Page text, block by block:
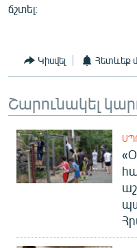
«Ազատության» բոլոր
ճշտել։
Կիսվել Հետևեք
Շարունակել